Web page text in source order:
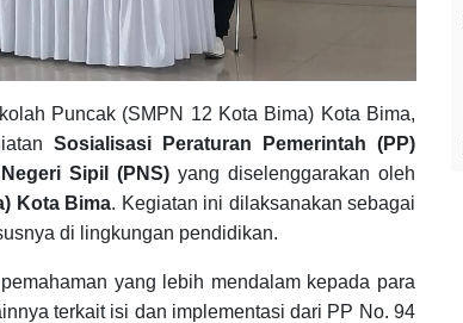
Puncak (SMPN 12 Kota Bima) Kota Bima,
Sosialisasi Peraturan Pemerintah (PP)
Sipil (PNS)yang diselenggarakan oleh
Kota Bima. Kegiatan ini dilaksanakan sebagai
di lingkungan pendidikan.
yang lebih mendalam kepada para
terkait isi dan implementasi dari PP No. 94